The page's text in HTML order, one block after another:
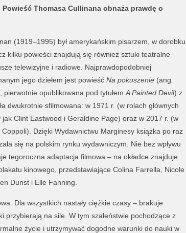
Thomasa Cullinana obnaża prawdę o
(1919–1995) był amerykańskim pisarzem, w dorobku
kilku powieści znajdują się również sztuki teatralne
telewizyjne i radiowe. Najprawdopodobniej
jego dziełem jest powieść Na pokuszenie(ang
, pierwotnie opublikowana pod tytułem A Painted Devil) z
dwukrotnie sfilmowana: w 1971 r. (w rolach głównych
jak Clint Eastwood i Geraldine Page) oraz w 2017 r. (w
Coppoli). Dzięki Wydawnictwu Marginesy książka po raz
się na polskim rynku wydawniczym. Nie bez wpływu
tegoroczna adaptacja filmowa – na okładce znajduje
kinowego, przedstawiające Colina Farrella, Nicole
Dunst i Elle Fanning.
Dla wszystkich nastały ciężkie czasy – brakuje
przybierają na sile. W tym szaleństwie pochodzące z
życie i utrzymywać dogodne warunki do nauki w